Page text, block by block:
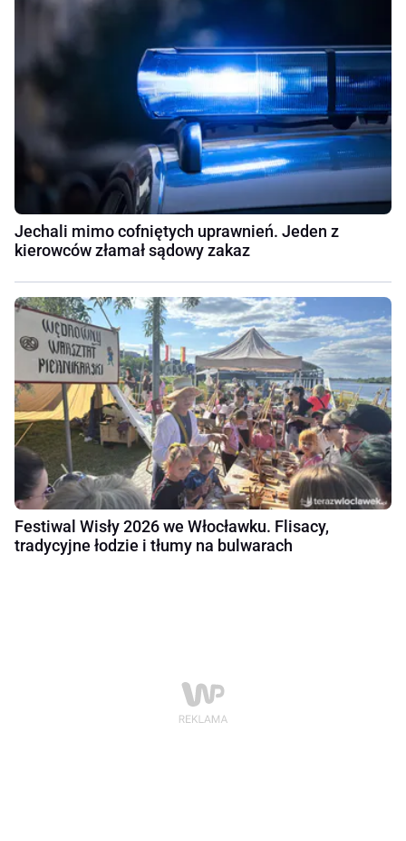
Jechali mimo cofniętych uprawnień. Jeden z
kierowców złamał sądowy zakaz
Festiwal Wisły 2026 we Włocławku. Flisacy,
tradycyjne łodzie i tłumy na bulwarach